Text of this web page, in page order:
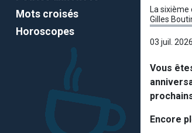
Mots croisés
Horoscopes
La
Gilles
03 juil.
Vous
Encore